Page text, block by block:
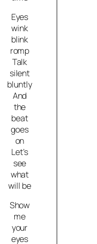
Eyes
wink
blink
romp
Talk
silent
bluntly
And
the
beat
goes
on
Let’s
see
what
will be
Show
me
your
eyes